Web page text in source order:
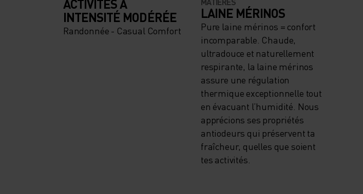
ACTIVITÉS À
INTENSITÉ MODÉRÉE
Randonnée - Casual Comfort
LAINE MÉRINOS
Pure laine mérinos = confort
incomparable. Chaude,
ultradouce et naturellement
respirante, la laine mérinos
assure une régulation
thermique exceptionnelle tout
en évacuant l’humidité. Nous
apprécions ses propriétés
antiodeurs qui préservent ta
fraîcheur, quelles que soient
tes activités.